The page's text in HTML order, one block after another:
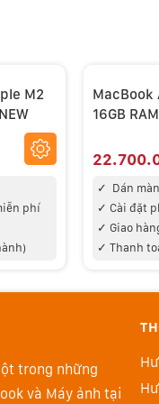
mới với nhiều ưu
cao hơn M1. Chip
cho phép máy xử
M2
phí
MacBook
16GB
✓ Dán
✓ Cài đặt
✓ Giao
✓ Thanh
trong những
và Máy ảnh tại